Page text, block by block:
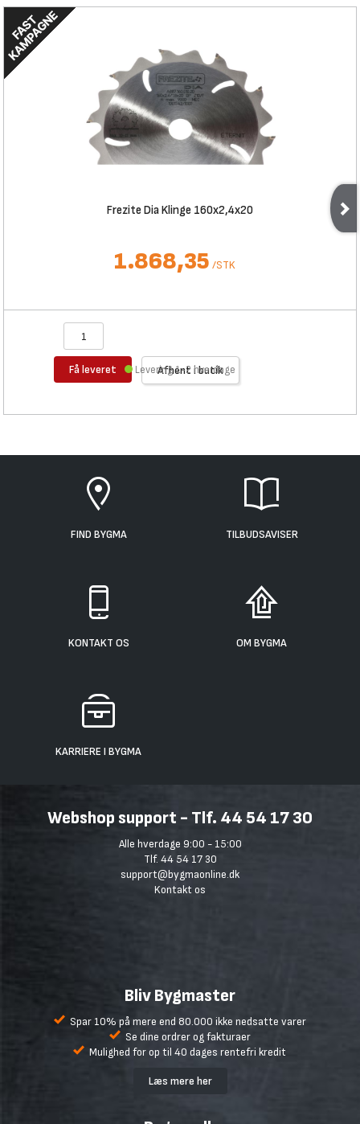
Frezite Dia Klinge 160x2,4x20
1.868,35 /STK
Få leveret Afhent i butik
Levering 1-2 hverdage
FIND BYGMA TILBUDSAVISER
KONTAKT OS OM BYGMA
KARRIERE I BYGMA
Webshop support - Tlf. 44 54 17 30
Alle hverdage 9:00 - 15:00
Tlf. 44 54 17 30
support@bygmaonline.dk
Kontakt os
Bliv Bygmaster
Spar 10% på mere end 80.000 ikke nedsatte varer
Se dine ordrer og fakturaer
Mulighed for op til 40 dages rentefri kredit
Læs mere her